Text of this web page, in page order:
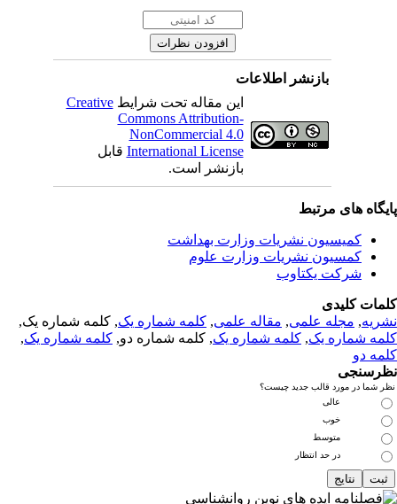
بازنشر اطلاعات
این مقاله تحت شرایطCreative
Commons Attribution-
NonCommercial 4.0
International Licenseقابل
بازنشر است.
های مرتبط
کمیسیون نشریات وزارت بهداشت
کمسیون نشریات وزارت علوم
شرکت یکتاوب
کلیدی
,مجله علمی, مقاله علمی, کلمه شماره یک, کلمه شماره یک,
شماره یک,کلمه شماره یک, کلمه شماره دو,کلمه شماره یک,
دو
شما در مورد قالب جدید چیست؟
عالی
خوب
متوسط
در حد انتظار